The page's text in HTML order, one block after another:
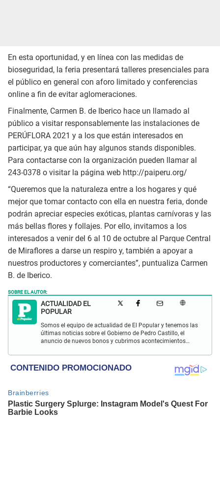
En esta oportunidad, y en línea con las medidas de
bioseguridad, la feria presentará talleres presenciales para
el público en general con aforo limitado y conferencias
online a fin de evitar aglomeraciones.
Finalmente, Carmen B. de Iberico hace un llamado al
público a visitar responsablemente las instalaciones de
PERÚFLORA 2021 y a los que están interesados en
participar, ya que aún hay algunos stands disponibles.
Para contactarse con la organización pueden llamar al
243-0378 o visitar la página web http://paiperu.org/
“Queremos que la naturaleza entre a los hogares y qué
mejor que tomar contacto con ella en nuestra feria, donde
podrán apreciar especies exóticas, plantas carnívoras y las
más bellas flores y follajes. Por ello, invitamos a los
interesados a venir del 6 al 10 de octubre al Parque Central
de Miraflores a darse un respiro y, también a apoyar a
nuestros productores y comerciantes”, puntualiza Carmen
B. de Iberico.
SOBRE EL AUTOR:
ACTUALIDAD EL
POPULAR
Somos el equipo de actualidad de El Popular y tenemos las
últimas noticias sobre el Gobierno de Pedro Castillo, el
anuncio de nuevos bonos y cubrimos acontecimientos